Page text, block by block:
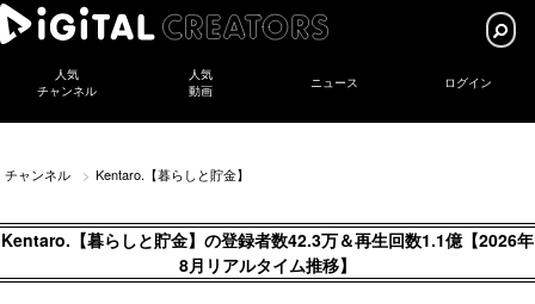
人気
チャンネル
人気
動画
ニュース ログイン
チャンネル Kentaro.【暮らしと貯金】
Kentaro.【暮らしと貯金】の登録者数42.3万＆再生回数1.1億【2026年
8月リアルタイム推移】